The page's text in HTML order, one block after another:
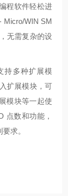
程软件轻松进
Micro/WIN SM
无需复杂的设
持多种扩展模
扩展模块，可
模块等一起使
点数和功能，
求。